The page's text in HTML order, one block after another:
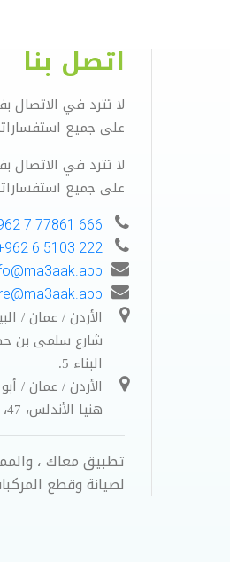
اتصل بنا
لا تترد في الاتصال
على جميع
لا تترد في الاتصال
على جميع
666 77861 7 962+
222 5103 6 962+
الأردن / عمان /
شارع سلمى بن
البناء 5.
الأردن / عمان /
هنيا الأندلس، 47، البناء 5 .
تطبيق معاك ،
لصيانة وقطع